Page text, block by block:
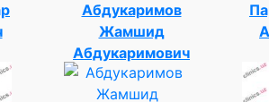
Абдукаримов
Жамшид
Абдукаримович